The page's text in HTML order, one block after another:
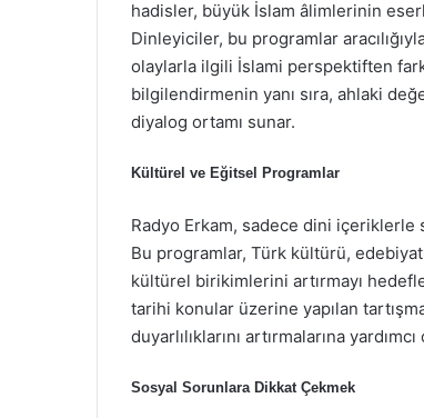
hadisler, büyük İslam âlimlerinin
Dinleyiciler, bu programlar
olaylarla ilgili İslami perspektiften
bilgilendirmenin yanı sıra, ahlaki
diyalog ortamı sunar.
Kültürel ve Eğitsel Programlar
Radyo Erkam, sadece dini içeriklerle
Bu programlar, Türk kültürü,
kültürel birikimlerini artırmayı
tarihi konular üzerine yapılan
duyarlılıklarını artırmalarına
Sosyal Sorunlara Dikkat Çekmek